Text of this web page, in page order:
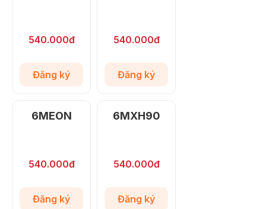
540.000đ
Đăng ký
540.000đ
Đăng ký
6MEON
540.000đ
Đăng ký
6MXH90
540.000đ
Đăng ký